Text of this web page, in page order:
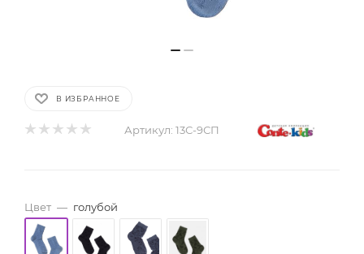
В ИЗБРАННОЕ
Артикул: 13С-9СП
Цвет — голубой